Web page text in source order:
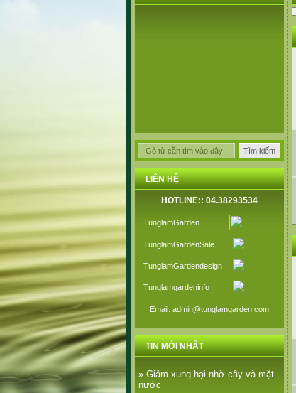
LIÊN HỆ
HOTLINE:: 04.38293534
TunglamGarden
TunglamGardenSale
TunglamGardendesign
Tunglamgardeninfo
Email: admin@tunglamgarden.com
TIN MỚI NHẤT
» Giảm xung hại nhờ cây và mặt
nước